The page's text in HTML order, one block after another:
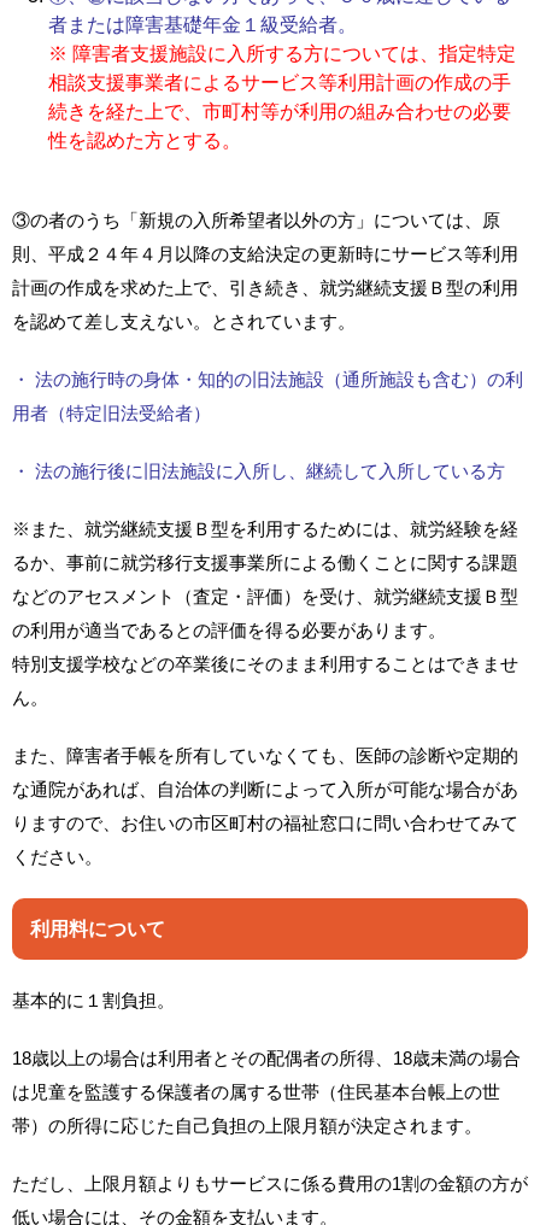
者または障害基礎年金１級受給者。
※ 障害者支援施設に入所する方については、指定特定
相談支援事業者によるサービス等利用計画の作成の手
続きを経た上で、市町村等が利用の組み合わせの必要
性を認めた方とする。
③の者のうち「新規の入所希望者以外の方」については、原
則、平成２４年４月以降の支給決定の更新時にサービス等利用
計画の作成を求めた上で、引き続き、就労継続支援Ｂ型の利用
を認めて差し支えない。とされています。
・ 法の施行時の身体・知的の旧法施設（通所施設も含む）の利
用者（特定旧法受給者）
・ 法の施行後に旧法施設に入所し、継続して入所している方
※また、就労継続支援Ｂ型を利用するためには、就労経験を経
るか、事前に就労移行支援事業所による働くことに関する課題
などのアセスメント（査定・評価）を受け、就労継続支援Ｂ型
の利用が適当であるとの評価を得る必要があります。
特別支援学校などの卒業後にそのまま利用することはできませ
ん。
また、障害者手帳を所有していなくても、医師の診断や定期的
な通院があれば、自治体の判断によって入所が可能な場合があ
りますので、お住いの市区町村の福祉窓口に問い合わせてみて
ください。
利用料について
基本的に１割負担。
18歳以上の場合は利用者とその配偶者の所得、18歳未満の場合
は児童を監護する保護者の属する世帯（住民基本台帳上の世
帯）の所得に応じた自己負担の上限月額が決定されます。
ただし、上限月額よりもサービスに係る費用の1割の金額の方が
低い場合には、その金額を支払います。